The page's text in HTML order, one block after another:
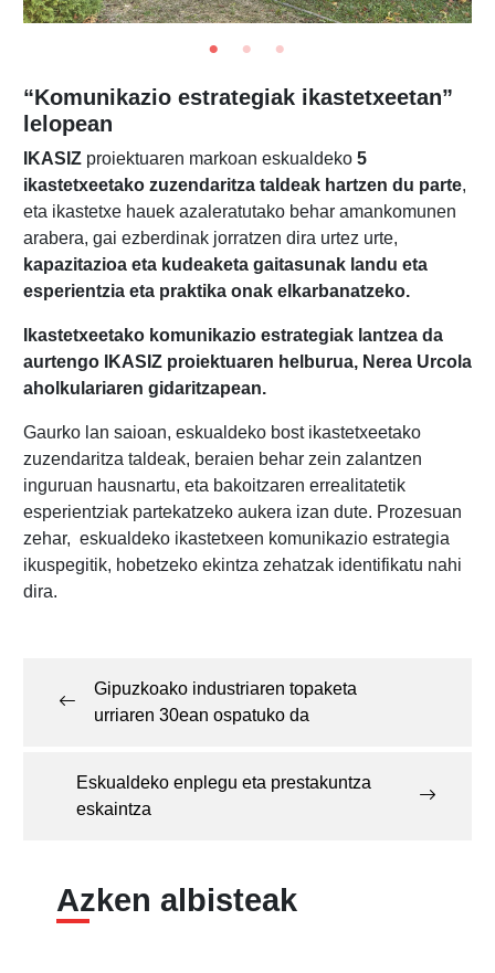
“Komunikazio estrategiak ikastetxeetan”
lelopean
IKASIZproiektuaren markoan eskualdeko 5
ikastetxeetako zuzendaritza taldeak hartzen du parte,
eta ikastetxe hauek azaleratutako behar amankomunen
arabera, gai ezberdinak jorratzen dira urtez urte,
kapazitazioa eta kudeaketa gaitasunak landu eta
esperientzia eta praktika onak elkarbanatzeko.
Ikastetxeetako komunikazio estrategiak lantzea da
aurtengo IKASIZ proiektuaren helburua, Nerea Urcola
aholkulariaren gidaritzapean.
Gaurko lan saioan, eskualdeko bost ikastetxeetako
zuzendaritza taldeak, beraien behar zein zalantzen
inguruan hausnartu, eta bakoitzaren errealitatetik
esperientziak partekatzeko aukera izan dute. Prozesuan
zehar, eskualdeko ikastetxeen komunikazio estrategia
ikuspegitik, hobetzeko ekintza zehatzak identifikatu nahi
dira.
Gipuzkoako industriaren topaketa
urriaren 30ean ospatuko da
Eskualdeko enplegu eta prestakuntza
eskaintza
Azken albisteak